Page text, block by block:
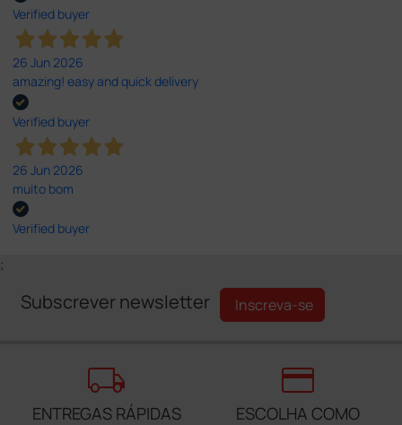
Verified buyer
26 Jun 2026
amazing! easy and quick delivery
Verified buyer
26 Jun 2026
muito bom
Verified buyer
;
Subscrever newsletter Inscreva-se
local_shipping
ENTREGAS RÁPIDAS
credit_card
ESCOLHA COMO